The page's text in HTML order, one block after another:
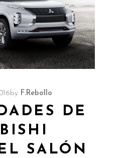
by F.Rebollo
DE
SALÓN